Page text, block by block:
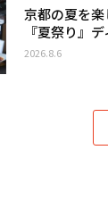
京都の夏を
『夏祭り』
2026.8.6